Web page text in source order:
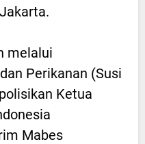
melalui
Perikanan (Susi
Ketua
Mabes